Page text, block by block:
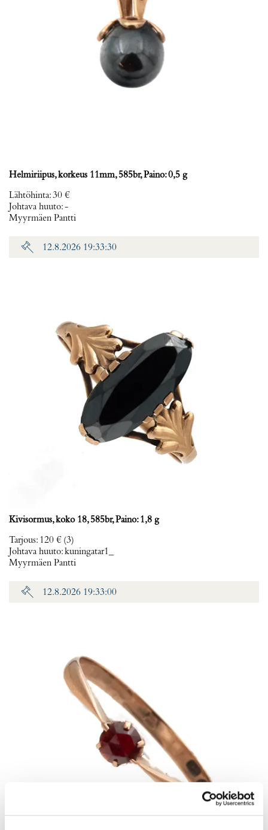
Helmiriipus, korkeus 11mm, 585br, Paino: 0,5 g
Lähtöhinta:30 €
Johtava huuto:-
Myyrmäen Pantti
12.8.2026 19:33:30
Kivisormus, koko 18, 585br, Paino: 1,8 g
Tarjous: 120 € (3)
Johtava huuto:kuningatar1_
Myyrmäen Pantti
12.8.2026 19:33:00